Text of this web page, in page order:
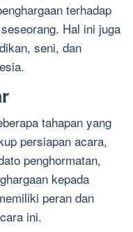
terhadap
Hal ini juga
seni, dan
tahapan yang
persiapan acara,
penghormatan,
kepada
peran dan
ini.